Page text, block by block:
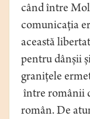
când între
comunicația
această
pentru dânșii
granițele
între românii
român. De